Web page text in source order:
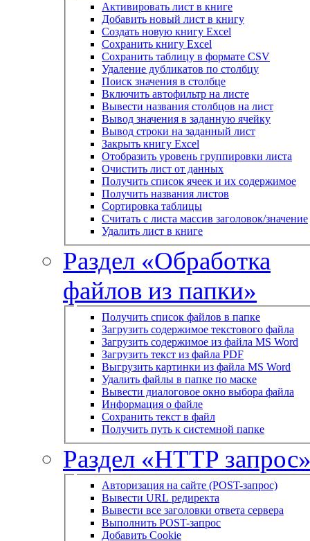
Активировать лист в книге
Добавить новый лист в книгу
Создать новую книгу Excel
Сохранить книгу Excel
Сохранить таблицу в формате CSV
Удаление дубликатов по столбцу
Поиск значения в столбце
Включить автофильтр на листе
Вывести названия столбцов на лист
Вывод значения в заданную ячейку
Вывод строки на заданный лист
Закрыть книгу Excel
Отобразить уровень группировки листа
Очистить лист от данных
Получить список ячеек и их содержимое
Получить названия листов
Сортировка таблицы
Считать с листа массив заголовок/значение
Удалить лист в книге
Раздел «Обработка
файлов из папки»
Получить список файлов в папке
Загрузить содержимое текстового файла
Загрузить содержимое из файла MS Word
Загрузить текст из файла PDF
Выгрузить картинки из файла MS Word
Удалить файлы в папке по маске
Вывести диалоговое окно выбора файла
Информация о файле
Сохранить текст в файл
Получить путь к системной папке
Раздел «HTTP
Авторизация на сайте (POST-запрос)
Вывести URL редиректа
Вывести все заголовки ответа сервера
Выполнить POST-запрос
Добавить Cookie